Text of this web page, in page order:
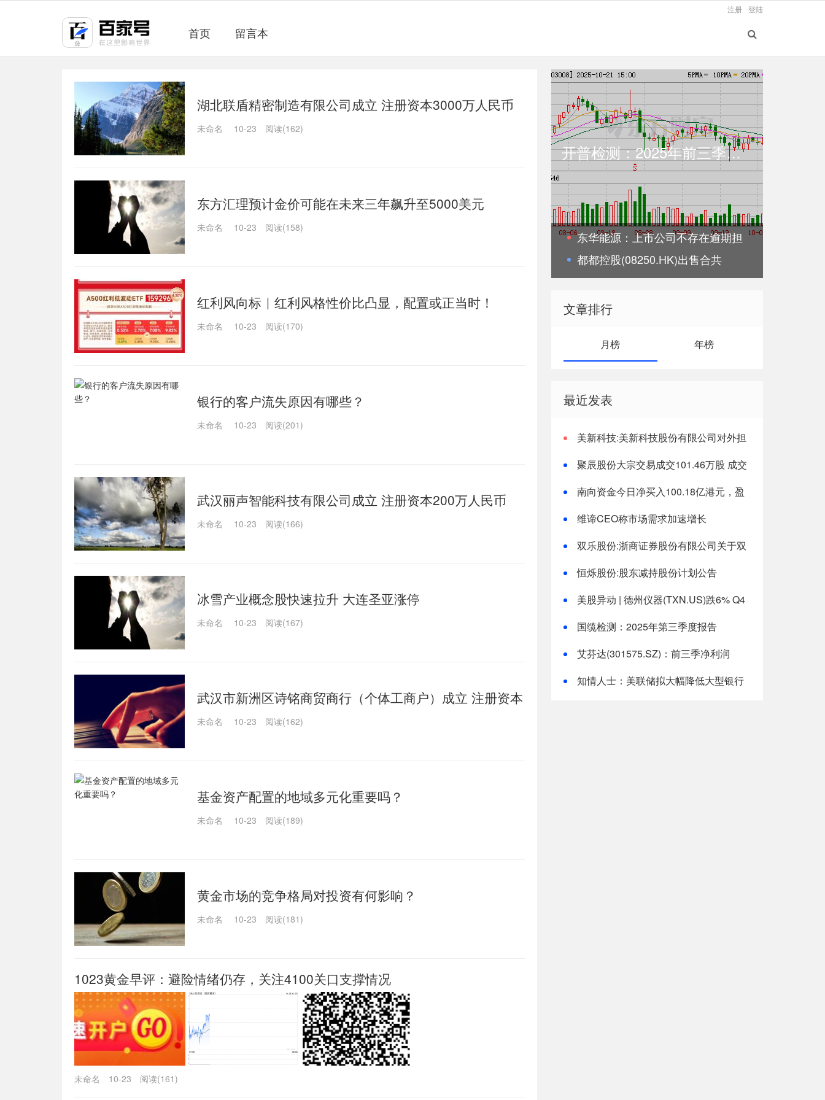
登陆
注册
首页 留言本
湖北联盾精密制造有限公司成立 注册资本3000万人民币
未命名 10-23 阅读(162)
东方汇理预计金价可能在未来三年飙升至5000美元
未命名 10-23 阅读(158)
红利风向标｜红利风格性价比凸显，配置或正当时！
未命名 10-23 阅读(170)
银行的客户流失原因有哪些？
未命名 10-23 阅读(201)
武汉丽声智能科技有限公司成立 注册资本200万人民币
未命名 10-23 阅读(166)
冰雪产业概念股快速拉升 大连圣亚涨停
未命名 10-23 阅读(167)
武汉市新洲区诗铭商贸商行（个体工商户）成立 注册资本
未命名 10-23 阅读(162)
基金资产配置的地域多元化重要吗？
未命名 10-23 阅读(189)
黄金市场的竞争格局对投资有何影响？
未命名 10-23 阅读(181)
1023黄金早评：避险情绪仍存，关注4100关口支撑情况
未命名 10-23 阅读(161)
开普检测：2025年前三季度归属于上市公司股东的净利润同比增长3.34%
东华能源：上市公司不存在逾期担
保都都控股(08250.HK)出售合共
454.6万股百福控股 总代价289.9万港
元
文章排行
月榜 年榜
最近发表
美新科技:美新科技股份有限公司对外担
聚辰股份大宗交易成交101.46万股 成交
南向资金今日净买入100.18亿港元，盈
维谛CEO称市场需求加速增长
双乐股份:浙商证券股份有限公司关于双
换公司债券之上市保荐书
恒烁股份:股东减持股份计划公告
美股异动 | 德州仪器(TXN.US)跌6% Q4
国缆检测：2025年第三季度报告
艾芬达(301575.SZ)：前三季净利润
知情人士：美联储拟大幅降低大型银行